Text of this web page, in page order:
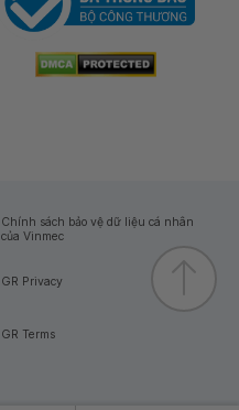
Chính sách bảo vệ dữ liệu cá nhân
của Vinmec
GR Privacy
GR Terms